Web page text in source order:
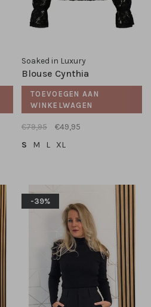
Soaked in Luxury
Blouse Cynthia
TOEVOEGEN AAN
WINKELWAGEN
€79,95
€49,95
S
M L XL
-39%